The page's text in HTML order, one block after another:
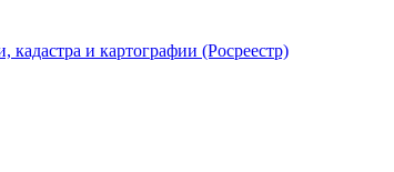
кадастра и картографии (Росреестр)